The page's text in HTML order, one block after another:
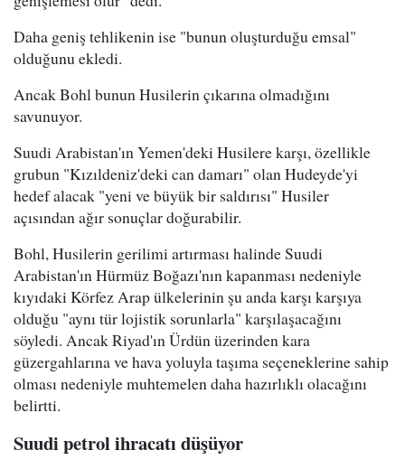
Daha geniş tehlikenin ise "bunun oluşturduğu emsal"
olduğunu ekledi.
Ancak Bohl bunun Husilerin çıkarına olmadığını
savunuyor.
Suudi Arabistan'ın Yemen'deki Husilere karşı, özellikle
grubun "Kızıldeniz'deki can damarı" olan Hudeyde'yi
hedef alacak "yeni ve büyük bir saldırısı" Husiler
açısından ağır sonuçlar doğurabilir.
Bohl, Husilerin gerilimi artırması halinde Suudi
Arabistan'ın Hürmüz Boğazı'nın kapanması nedeniyle
kıyıdaki Körfez Arap ülkelerinin şu anda karşı karşıya
olduğu "aynı tür lojistik sorunlarla" karşılaşacağını
söyledi. Ancak Riyad'ın Ürdün üzerinden kara
güzergahlarına ve hava yoluyla taşıma seçeneklerine sahip
olması nedeniyle muhtemelen daha hazırlıklı olacağını
belirtti.
Suudi petrol ihracatı düşüyor